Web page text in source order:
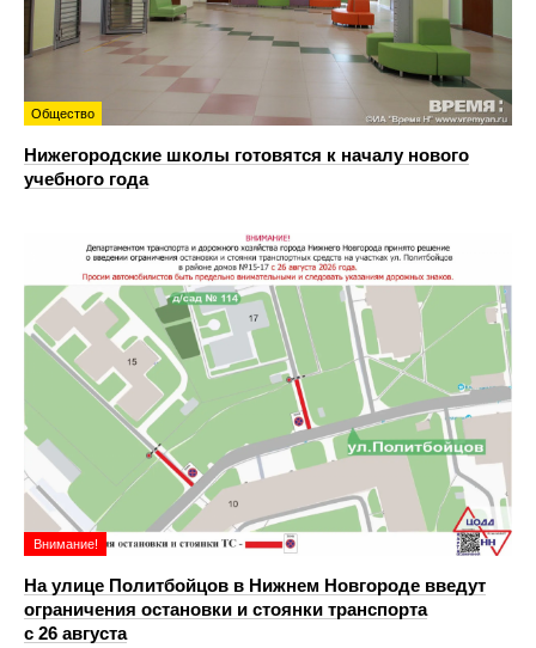
Общество
Нижегородские школы готовятся к началу нового
учебного года
Внимание!
На улице Политбойцов в Нижнем Новгороде введут
ограничения остановки и стоянки транспорта
с 26 августа